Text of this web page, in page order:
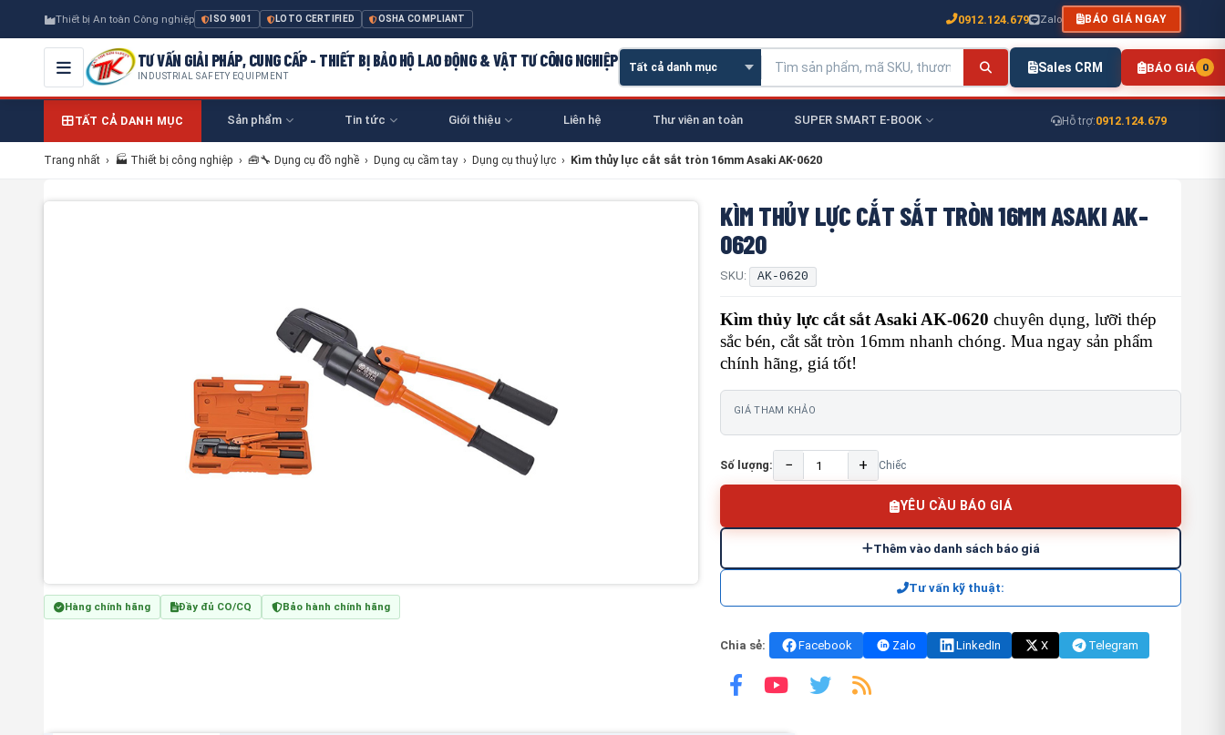
Thiết bị An toàn Công nghiệp ISO 9001 LOTO CERTIFIED OSHA COMPLIANT 0912.124.679 Zalo BÁO GIÁ NGAY
TƯ VẤN GIẢI PHÁP, CUNG CẤP - THIẾT BỊ BẢO HỘ LAO ĐỘNG & VẬT TƯ CÔNG NGHIỆP
INDUSTRIAL SAFETY EQUIPMENT
Sales CRM BÁO GIÁ 0
TẤT CẢ DANH MỤC Sản phẩm Tin tức Giới thiệu Liên hệ Thư viên an toàn SUPER SMART E-BOOK Hỗ trợ:0912.124.679
Trang nhất › 🏭 Thiết bị công nghiệp › 🧰🔧 Dụng cụ đồ nghề › Dụng cụ cầm tay › Dụng cụ thuỷ lực › Kìm thủy lực cắt sắt tròn 16mm Asaki AK-0620
Hàng chính hãng Đầy đủ CO/CQ Bảo hành chính hãng
KÌM THỦY LỰC CẮT SẮT TRÒN 16MM ASAKI AK-
0620
SKU: AK-0620
Kìm thủy lực cắt sắt Asaki AK-0620 chuyên dụng, lưỡi thép
sắc bén, cắt sắt tròn 16mm nhanh chóng. Mua ngay sản phẩm
chính hãng, giá tốt!
GIÁ THAM KHẢO
Số lượng: − + Chiếc
YÊU CẦU BÁO GIÁ
Thêm vào danh sách báo giá
Tư vấn kỹ thuật:
Chia sẻ: Facebook Zalo LinkedIn X Telegram